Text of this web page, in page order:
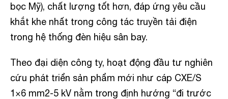
bọc Mỹ), chất lượng tốt hơn, đáp ứng yêu cầu
khắt khe nhất trong công tác truyền tải điện
trong hệ thống đèn hiệu sân bay.
Theo đại diện công ty, hoạt động đầu tư nghiên
cứu phát triển sản phẩm mới như cáp CXE/S
1×6 mm2-5 kV nằm trong định hướng “đi trước